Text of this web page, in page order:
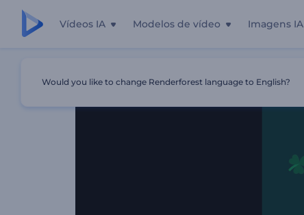
Vídeos IA Modelos de vídeo Imagens IA
Would you like to change Renderforest language to English?